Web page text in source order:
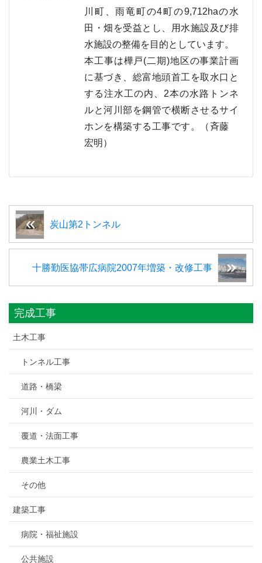
川町、雨竜町の4町の9,712haの水
田・畑を受益とし、用水施設及び排
水施設の整備を目的としています。
本工事は樺戸(二期)地区の事業計画
に基づき、総富地頭首工を取水口と
する注水工の内、2本の水路トンネ
ルと河川部を鋼管で横断させるサイ
ホンを構築する工事です。（斉藤
宏明）
炭山第2トンネル
十勝勤医協帯広病院2007年増築・改修工事
完成工事
土木工事
トンネル工事
道路・橋梁
河川・ダム
覆道・法面工事
農業土木工事
その他
建築工事
病院・福祉施設
公共施設